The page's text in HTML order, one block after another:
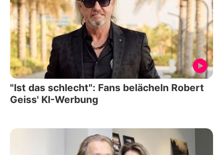
"Ist das schlecht": Fans belächeln Robert
Geiss' KI-Werbung